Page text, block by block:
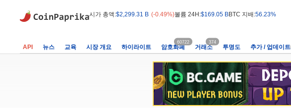
시가 총액:$2,299.31 B (-0.49%)볼륨 24H:$169.05 BBTC 지배:56.23%
API 뉴스 교육 시장 개요 하이라이트 암호화폐
60722
거래소
374
투명도 추가 / 업데이트